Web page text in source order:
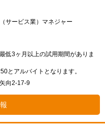
サービス業）マネジャー
低3ヶ月以上の試用期間がありま
とアルバイトとなります。
向2-17-9